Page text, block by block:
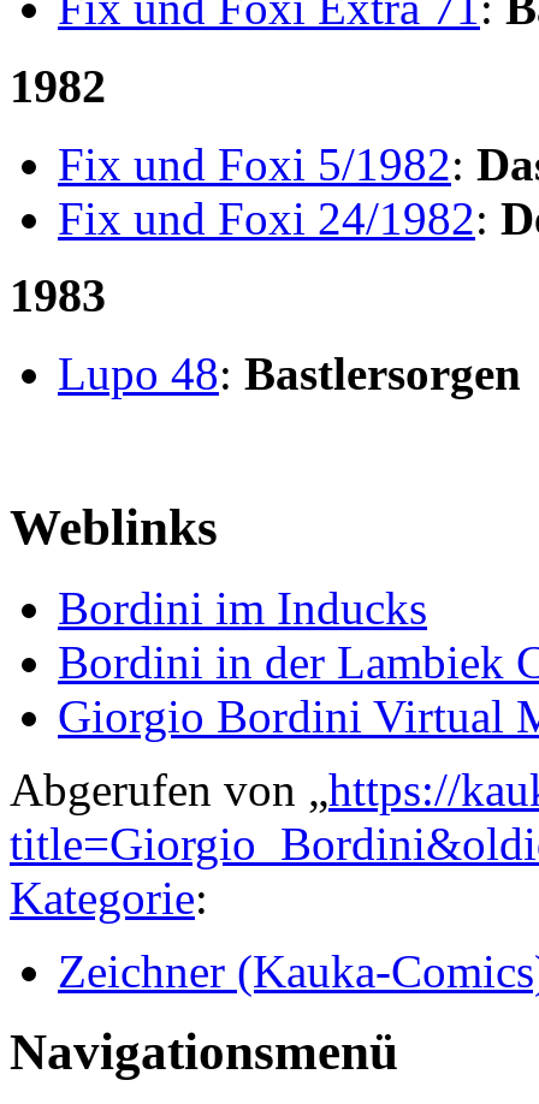
1982
Fix und Foxi 5/1982:
Fix und Foxi 24/1982:
1983
Lupo 48: Bastlersorgen
Weblinks
Bordini im Inducks
Bordini in der Lambiek
Giorgio Bordini Virtual
Abgerufen von „https://
Kategorie:
Zeichner (Kauka-
Navigationsmenü